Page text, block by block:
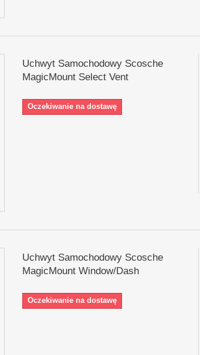
Uchwyt Samochodowy Scosche
MagicMount Select Vent
Oczekiwanie na dostawę
Uchwyt Samochodowy Scosche
MagicMount Window/Dash
Oczekiwanie na dostawę